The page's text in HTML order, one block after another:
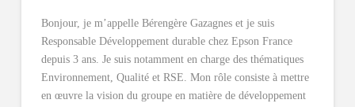
Bonjour, je m’appelle Bérengère Gazagnes et je suis
Responsable Développement durable chez Epson France
depuis 3 ans. Je suis notamment en charge des thématiques
Environnement, Qualité et RSE. Mon rôle consiste à mettre
en œuvre la vision du groupe en matière de développement